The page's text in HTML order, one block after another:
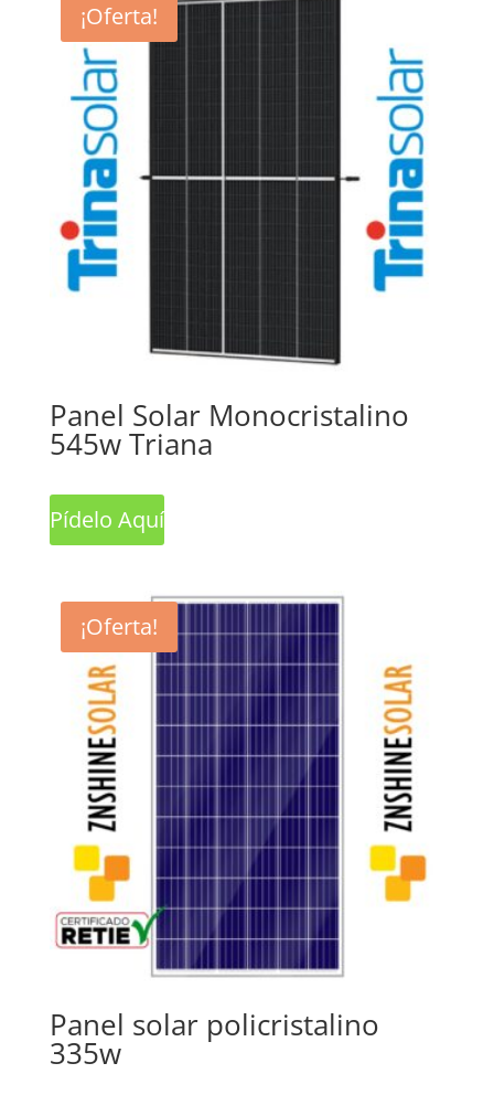
¡Oferta!
Panel Solar Monocristalino
545w Triana
Pídelo Aquí
¡Oferta!
Panel solar policristalino
335w